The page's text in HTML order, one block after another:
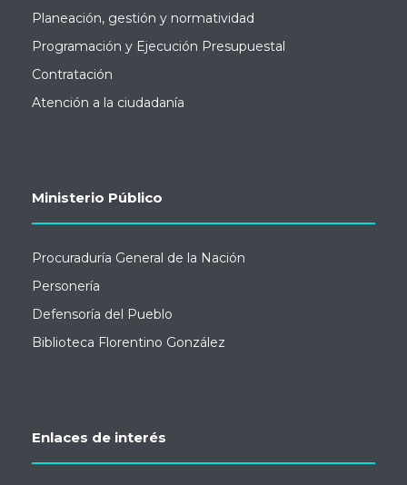
Planeación, gestión y normatividad
Programación y Ejecución Presupuestal
Contratación
Atención a la ciudadanía
Ministerio Público
Procuraduría General de la Nación
Personería
Defensoría del Pueblo
Biblioteca Florentino González
Enlaces de interés